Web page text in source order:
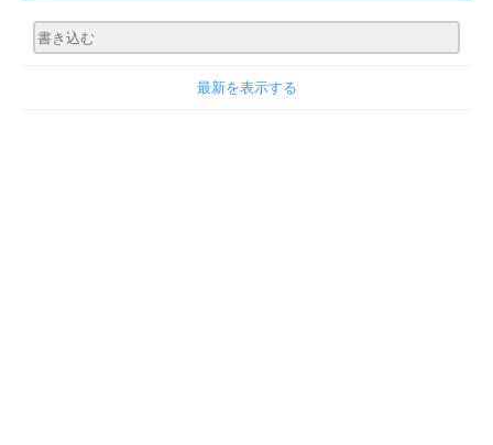
最新を表示する